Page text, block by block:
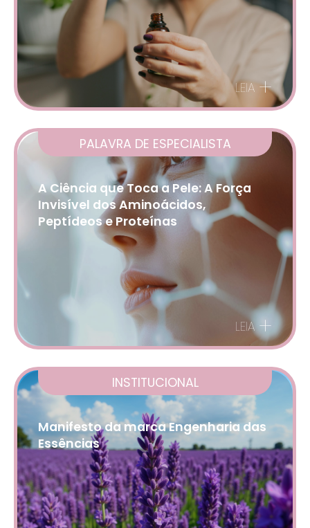
LEIA +
PALAVRA DE ESPECIALISTA
A Ciência que Toca a Pele: A Força
Invisível dos Aminoácidos,
Peptídeos e Proteínas
LEIA +
INSTITUCIONAL
Manifesto da marca Engenharia das
Essências